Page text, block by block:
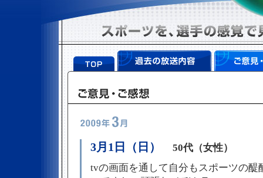
3月1日（日） 50代（女性）
tvの画面を通して自分もスポーツの醍